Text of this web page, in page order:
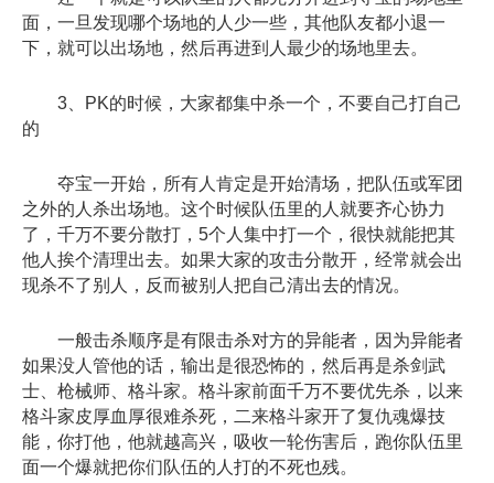
面，一旦发现哪个场地的人少一些，其他队友都小退一
下，就可以出场地，然后再进到人最少的场地里去。
3、PK的时候，大家都集中杀一个，不要自己打自己
的
夺宝一开始，所有人肯定是开始清场，把队伍或军团
之外的人杀出场地。这个时候队伍里的人就要齐心协力
了，千万不要分散打，5个人集中打一个，很快就能把其
他人挨个清理出去。如果大家的攻击分散开，经常就会出
现杀不了别人，反而被别人把自己清出去的情况。
一般击杀顺序是有限击杀对方的异能者，因为异能者
如果没人管他的话，输出是很恐怖的，然后再是杀剑武
士、枪械师、格斗家。格斗家前面千万不要优先杀，以来
格斗家皮厚血厚很难杀死，二来格斗家开了复仇魂爆技
能，你打他，他就越高兴，吸收一轮伤害后，跑你队伍里
面一个爆就把你们队伍的人打的不死也残。